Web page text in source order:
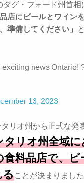
グ・フォード州首相
店にビールとワイン
準備してください」
news Ontario!
13, 2023
リオ州から正式な発
タリオ州全域
料品店で、
ることが決まりまし